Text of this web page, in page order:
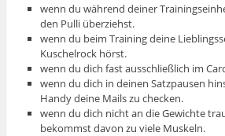
wenn du während deiner
den Pulli überziehst.
wenn du beim Training deine
Kuschelrock hörst.
wenn du dich fast ausschließlich im
wenn du dich in deinen Satzpausen
Handy deine Mails zu checken.
wenn du dich nicht an die Gewichte
bekommst davon zu viele Muskeln.